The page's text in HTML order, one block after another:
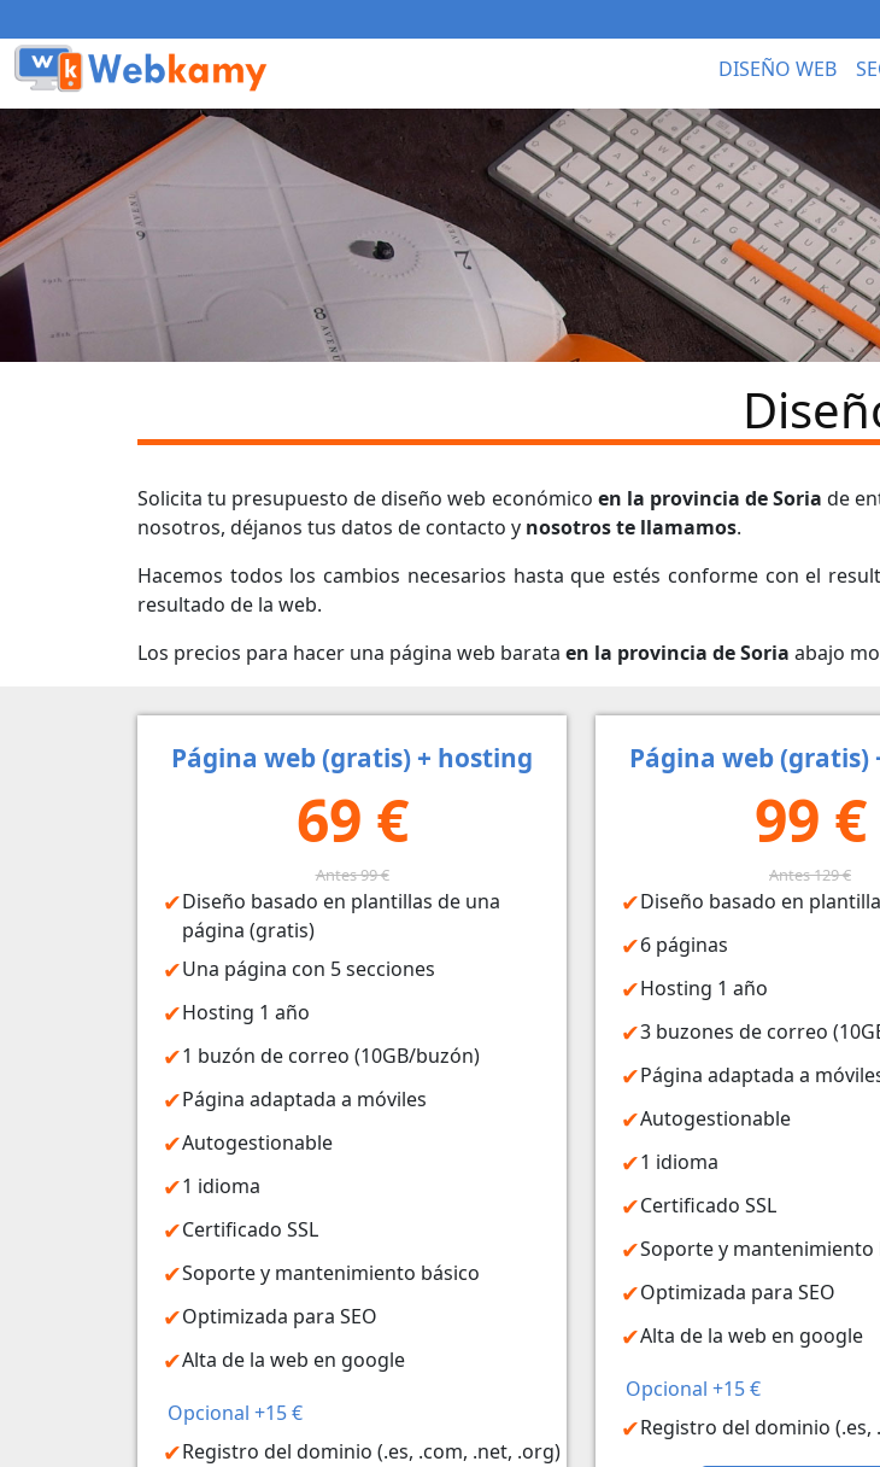
DISEÑO WEB
Solicita tu presupuesto de diseño web económico en la provincia de Soria de
nosotros, déjanos tus datos de contacto y nosotros te llamamos.
Hacemos todos los cambios necesarios hasta que estés conforme con el
resultado de la web.
Los precios para hacer una página web barata en la provincia de Soria abajo
Página web (gratis) + hosting
69 €
Antes 99 €
Diseño basado en plantillas de una
página (gratis)
Una página con 5 secciones
Hosting 1 año
1 buzón de correo (10GB/buzón)
Página adaptada a móviles
Autogestionable
1 idioma
Certificado SSL
Soporte y mantenimiento básico
Optimizada para SEO
Alta de la web en google
Opcional +15 €
Registro del dominio (.es, .com, .net, .org)
Página web (gratis)
99 €
Antes 129 €
Diseño basado en
6 páginas
Hosting 1 año
3 buzones de correo
Página adaptada a
Autogestionable
1 idioma
Certificado SSL
Soporte y mantenimiento
Optimizada para SEO
Alta de la web en google
Opcional +15 €
Registro del dominio (.es,